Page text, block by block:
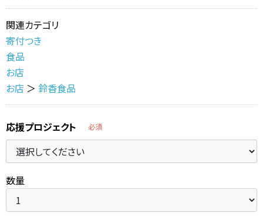
関連カテゴリ
寄付つき
食品
お店
お店 ＞ 鈴香食品
応援プロジェクト 必須
数量